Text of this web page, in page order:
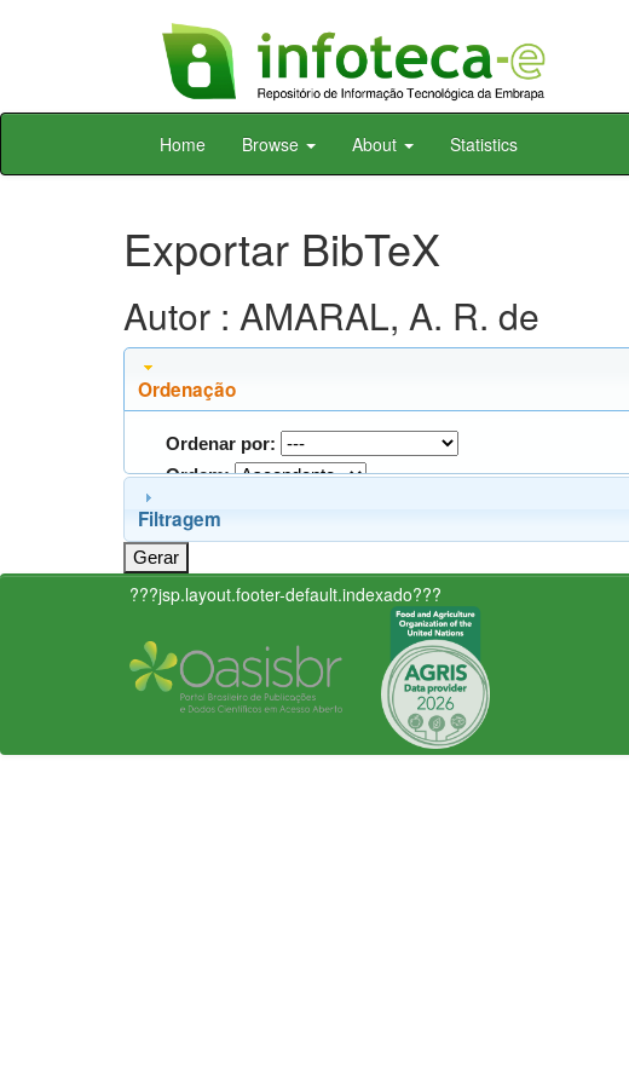
Skip
Home Browse About Statistics
Exportar BibTeX
Autor : AMARAL, A. R. de
Ordenação
Ordenar por:
Ordem:
Filtragem
???jsp.layout.footer-default.indexado???